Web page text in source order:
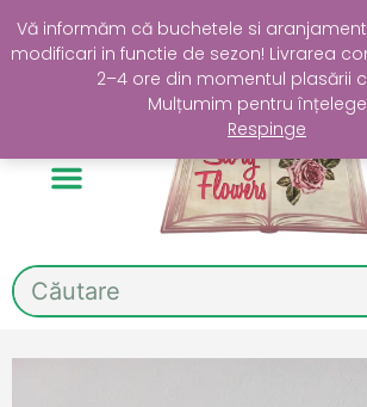
Vă informăm că buchetele si
modificari in functie de sezon! Livrarea
2–4 ore din momentul plasării
Mulțumim pentru
Respinge
content
Livrare GRATUITĂ în Sectorul 4 la
Search